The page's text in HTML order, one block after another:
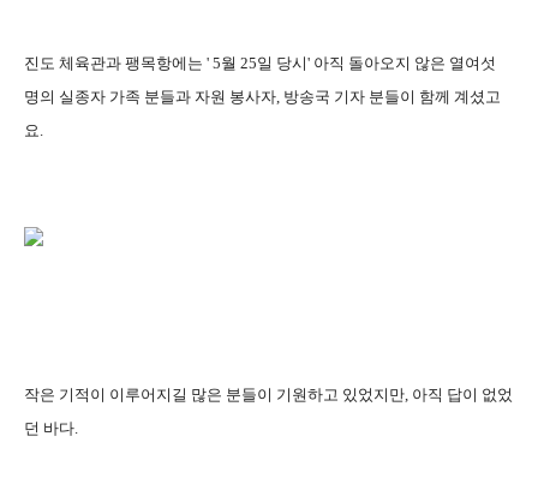
진도 체육관과 팽목항에는 ' 5월 25일 당시' 아직 돌아오지 않은 열여섯
명의 실종자 가족 분들과 자원 봉사자, 방송국 기자 분들이 함께 계셨고
요.
작은 기적이 이루어지길 많은 분들이 기원하고 있었지만, 아직 답이 없었
던 바다.